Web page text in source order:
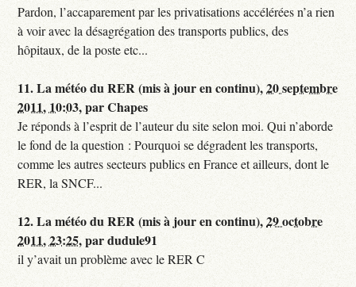
Pardon, l’accaparement par les privatisations accélérées n’a rien
à voir avec la désagrégation des transports publics, des
hôpitaux, de la poste etc...
11.La météo du RER (mis à jour en continu),20 septembre
2011, 10:03,parChapes
Je réponds à l’esprit de l’auteur du site selon moi. Qui n’aborde
le fond de la question : Pourquoi se dégradent les transports,
comme les autres secteurs publics en France et ailleurs, dont le
RER, la SNCF...
12.La météo du RER (mis à jour en continu),29 octobre
2011, 23:25,pardudule91
il y’avait un problème avec le RER C